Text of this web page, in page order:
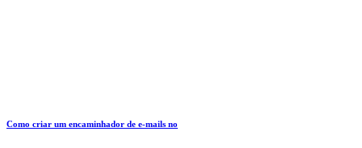
Como criar um encaminhador de e-mails no